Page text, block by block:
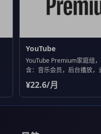
YouTube
YouTube Premium家庭组
含：音乐会员，后台播放，
¥22.6/月